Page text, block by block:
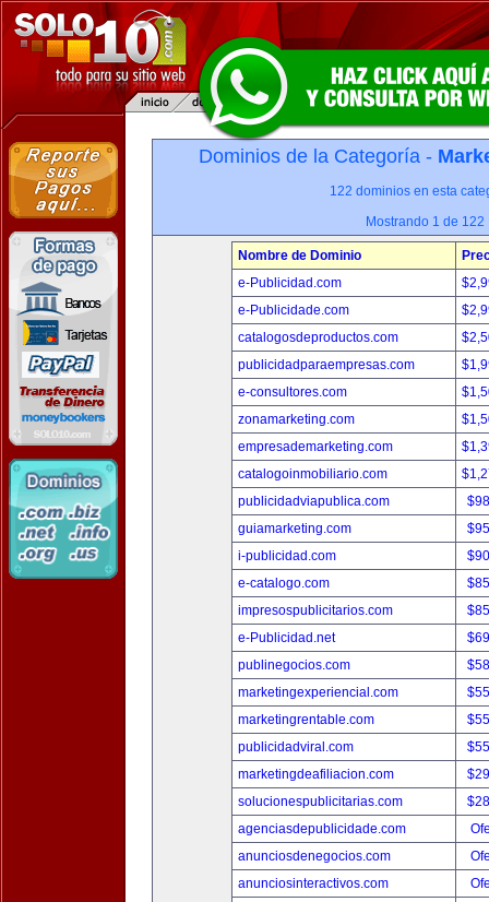
Dominios de la Categoría -
122 dominios en esta
Mostrando 1 de 122
Nombre de Dominio
e-Publicidad.com
e-Publicidade.com
catalogosdeproductos.com
publicidadparaempresas.com
e-consultores.com
zonamarketing.com
empresademarketing.com
catalogoinmobiliario.com
publicidadviapublica.com
guiamarketing.com
i-publicidad.com
e-catalogo.com
impresospublicitarios.com
e-Publicidad.net
publinegocios.com
marketingexperiencial.com
marketingrentable.com
publicidadviral.com
marketingdeafiliacion.com
solucionespublicitarias.com
agenciasdepublicidade.com
anunciosdenegocios.com
anunciosinteractivos.com